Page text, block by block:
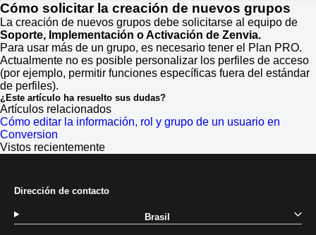
Cómo solicitar la creación de nuevos grupos
La creación de nuevos grupos debe solicitarse al equipo de
Soporte, Implementación o Activación de Zenvia.
Para usar más de un grupo, es necesario tener el Plan PRO.
Actualmente no es posible personalizar los perfiles de acceso
(por ejemplo, permitir funciones específicas fuera del estándar
de perfiles).
¿Este artículo ha resuelto sus dudas?
Artículos relacionados
Cómo editar la información, rol y grupo de un usuario en
Conversion
Vistos recientemente
Dirección de contacto
Brasil